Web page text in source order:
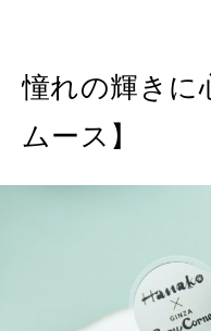
憧れの輝きに
ムース】